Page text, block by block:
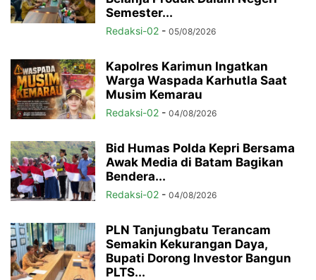
Semester...
Redaksi-02 - 05/08/2026
Kapolres Karimun Ingatkan
Warga Waspada Karhutla Saat
Musim Kemarau
Redaksi-02 - 04/08/2026
Bid Humas Polda Kepri Bersama
Awak Media di Batam Bagikan
Bendera...
Redaksi-02 - 04/08/2026
PLN Tanjungbatu Terancam
Semakin Kekurangan Daya,
Bupati Dorong Investor Bangun
PLTS...